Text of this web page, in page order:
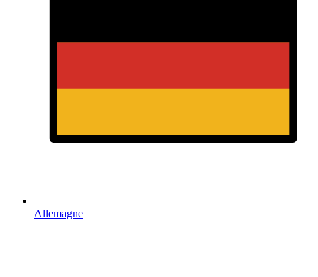
Allemagne